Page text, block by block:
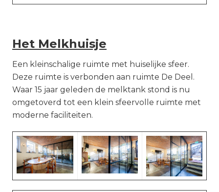
Het Melkhuisje
Een kleinschalige ruimte met huiselijke sfeer.
Deze ruimte is verbonden aan ruimte De Deel.
Waar 15 jaar geleden de melktank stond is nu
omgetoverd tot een klein sfeervolle ruimte met
moderne faciliteiten.